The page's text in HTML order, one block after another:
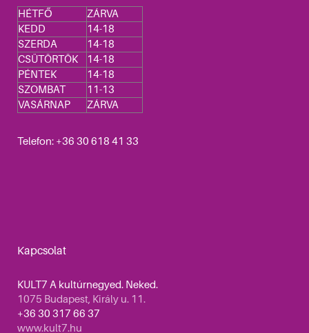
HÉTFŐ
ZÁRVA
KEDD
14-18
SZERDA
14-18
CSÜTÖRTÖK
14-18
PÉNTEK
14-18
SZOMBAT
11-13
VASÁRNAP
ZÁRVA
Telefon: +36 30 618 41 33
Kapcsolat
KULT7 A kultúrnegyed. Neked.
1075 Budapest, Király u. 11.
+36 30 317 66 37
www.kult7.hu